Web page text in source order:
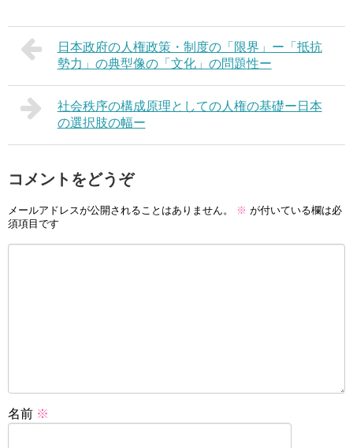
日本政府の人権政策・制度の「限界」ー「抵抗
勢力」の典型像の「文化」の問題性ー
社会秩序の構成原理としての人権の基礎ー日本
の選択肢の幅ー
コメントをどうぞ
メールアドレスが公開されることはありません。 ※ が付いている欄は必
須項目です
名前 ※